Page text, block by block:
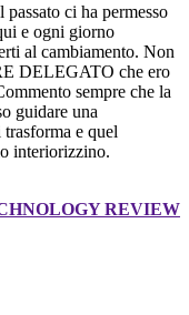
ci ha permesso
e ogni giorno
al cambiamento. Non
DELEGATO che ero
sempre che la
guidare una
e quel
interiorizzino.
REVIEW